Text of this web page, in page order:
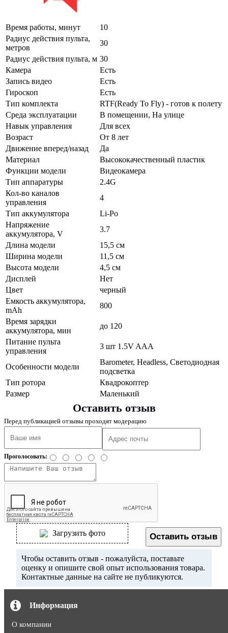
Время работы, минут
10
Радиус действия пульта,
метров
30
Радиус действия пульта, м 30
Камера
Есть
Запись видео
Есть
Гироскоп
Есть
Тип комплекта
RTF(Ready To Fly) - готов к полету
Среда эксплуатации
В помещении, На улице
Навык управления
Для всех
Возраст
От 8 лет
Движение вперед/назад
Да
Материал
Высококачественный пластик
Функции модели
Видеокамера
Тип аппаратуры
2.4G
Кол-во каналов
управления
4
Тип аккумулятора
Li-Po
Напряжение
аккумулятора, V
3.7
Длина модели
15,5 см
Ширина модели
11,5 см
Высота модели
4,5 см
Дисплей
Нет
Цвет
черный
Емкость аккумулятора,
mAh
800
Время зарядки
аккумулятора, мин
до 120
Питание пульта
управления
3 шт 1.5V AAA
Особенности модели
Barometer, Headless, Светодиодная
подсветка
Тип ротора
Квадрокоптер
Размер
Маленький
Оставить отзыв
Перед публикацией отзывы проходят модерацию
Проголосовать:
Загрузить фото Оставить отзыв
Чтобы оставить отзыв - пожалуйста, поставьте
оценку и опишите свой опыт использования товара.
Контактные данные на сайте не публикуются.
Информация
О компании